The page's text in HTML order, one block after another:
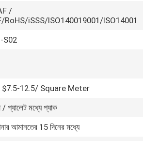
/
RoHS/iSSS/ISO140019001/ISO14001
S02
$7.5-12.5/ Square Meter
/ প্যালেট মধ্যে প্যাক
আমানতের 15 দিনের মধ্যে